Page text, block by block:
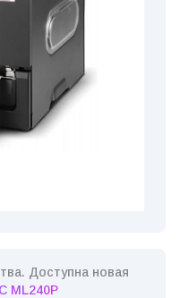
Доступна новая
ML240P